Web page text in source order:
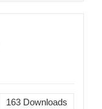
163Downloads